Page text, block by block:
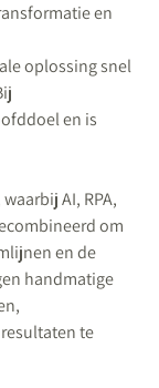
en
oplossing snel
en is
AI, RPA,
om
en de
handmatige
te